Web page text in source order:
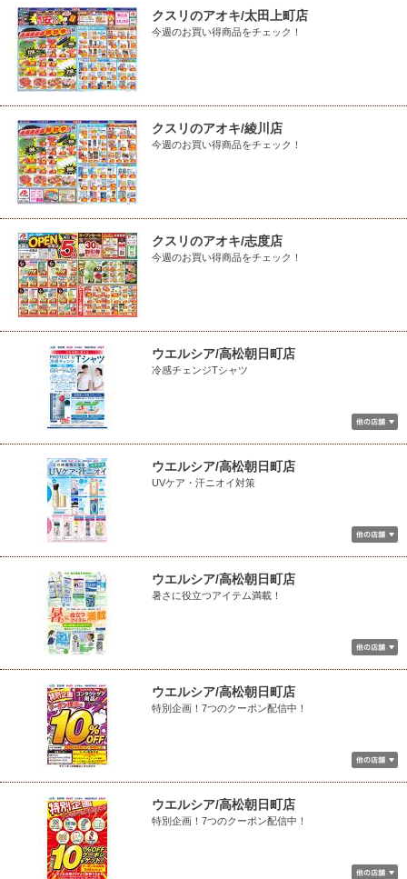
クスリのアオキ/太田上町店
今週のお買い得商品をチェック！
クスリのアオキ/綾川店
今週のお買い得商品をチェック！
クスリのアオキ/志度店
今週のお買い得商品をチェック！
ウエルシア/高松朝日町店
冷感チェンジTシャツ
ウエルシア/高松朝日町店
UVケア・汗ニオイ対策
ウエルシア/高松朝日町店
暑さに役立つアイテム満載！
ウエルシア/高松朝日町店
特別企画！7つのクーポン配信中！
ウエルシア/高松朝日町店
特別企画！7つのクーポン配信中！